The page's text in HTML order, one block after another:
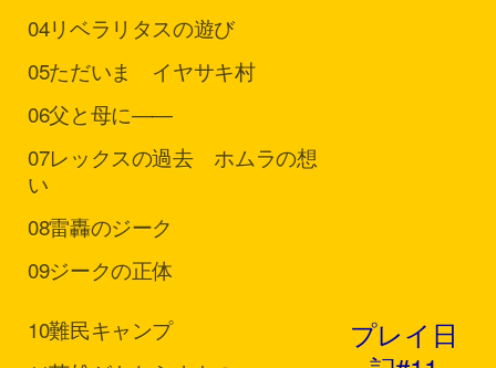
04リベラリタスの遊び
05ただいま イヤサキ村
06父と母に――
07レックスの過去 ホムラの想
い
08雷轟のジーク
09ジークの正体
10難民キャンプ
プレイ日